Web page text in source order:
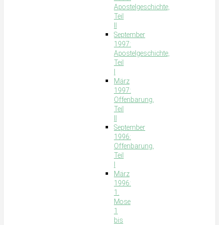
Apostelgeschichte,
Teil
September
1997:
Apostelgeschichte,
Teil
März
1997:
Offenbarung,
Teil
September
1996:
Offenbarung,
Teil
März
1996:
1.
Mose
1
bis